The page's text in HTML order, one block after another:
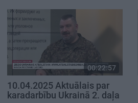
00:22:57
10.04.2025 Aktuālais par
karadarbību Ukrainā 2. daļa